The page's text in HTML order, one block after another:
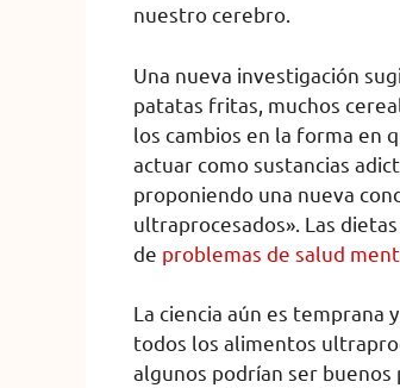
nuestro cerebro.
Una nueva investigación
patatas fritas, muchos
los cambios en la forma en
actuar como sustancias
proponiendo una nueva
ultraprocesados». Las
de problemas de salud
La ciencia aún es temprana
todos los alimentos
algunos podrían ser buenos